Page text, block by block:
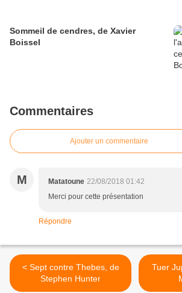
Sommeil de cendres, de Xavier
Boissel
Commentaires
Ajouter un commentaire
M Matatoune 22/08/2018 01:42
Merci pour cette présentation
Répondre
< Sept contre Thebes, de
Stephen Hunter
Tuer